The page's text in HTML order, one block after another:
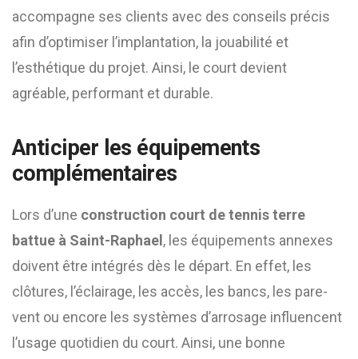
accompagne ses clients avec des conseils précis
afin d’optimiser l’implantation, la jouabilité et
l’esthétique du projet. Ainsi, le court devient
agréable, performant et durable.
Anticiper les équipements
complémentaires
Lors d’une construction court de tennis terre
battue à Saint-Raphael , les équipements annexes
doivent être intégrés dès le départ. En effet, les
clôtures, l’éclairage, les accès, les bancs, les pare-
vent ou encore les systèmes d’arrosage influencent
l’usage quotidien du court. Ainsi, une bonne